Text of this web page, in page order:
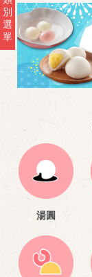
別
選
單
湯圓